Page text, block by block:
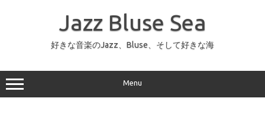
ッ
プ
Jazz Bluse Sea
好きな音楽のJazz、Bluse、そして好きな海
Menu